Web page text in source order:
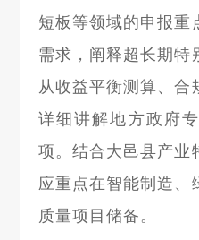
短板等领域的申报重
需求，阐释超长期特
从收益平衡测算、合
详细讲解地方政府
项。结合大邑县产业
应重点在智能制造、
质量项目储备。